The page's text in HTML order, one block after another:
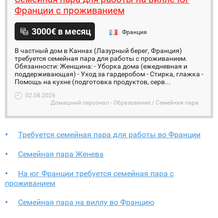
Франции с проживанием
3000€ в месяц Франция
В частный дом в Каннах (Лазурный берег, Франция)
требуется семейная пара для работы с проживанием.
Обязанности: Женщина: - Уборка дома (ежедневная и
поддерживающая) - Уход за гардеробом - Стирка, глажка -
Помощь на кухне (подготовка продуктов, серв...
02.08.2026
Домашний персонал - Образование / Семейная пара
Требуется семейная пара для работы во Франции
Семейная пара Женева
На юг Франции требуется семейная пара с
проживанием
Семейная пара на виллу во Францию